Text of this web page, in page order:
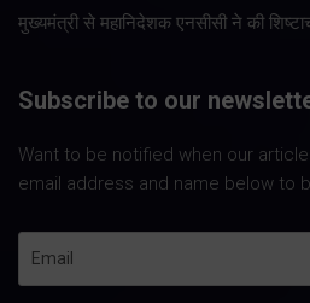
मुख्यमंत्री से महानिदेशक एनसीसी ने की
Subscribe to our
Want to be notified when our
email address and name below to